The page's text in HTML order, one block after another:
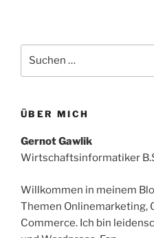
nach:
ÜBER MICH
Gernot Gawlik
Wirtschaftsinformatiker
Willkommen in meinem
Themen Onlinemarketing,
Commerce. Ich bin